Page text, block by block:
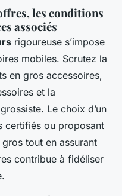
les conditions
associés
rigoureuse s’impose
mobiles. Scrutez la
en gros accessoires,
et la
Le choix d’un
certifiés ou proposant
tout en assurant
contribue à fidéliser